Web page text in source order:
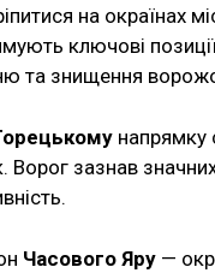
на окраїнах
ключові
та знищення
напрямку
Ворог зазнав
Часового Яру —